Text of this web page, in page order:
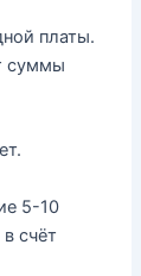
платы.
суммы
5-10
счёт